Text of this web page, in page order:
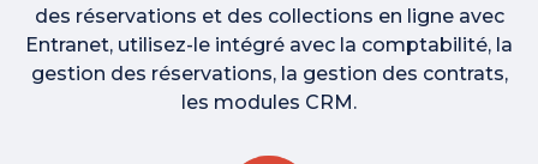
des réservations et des collections en ligne avec
Entranet, utilisez-le intégré avec la comptabilité, la
gestion des réservations, la gestion des contrats,
les modules CRM.